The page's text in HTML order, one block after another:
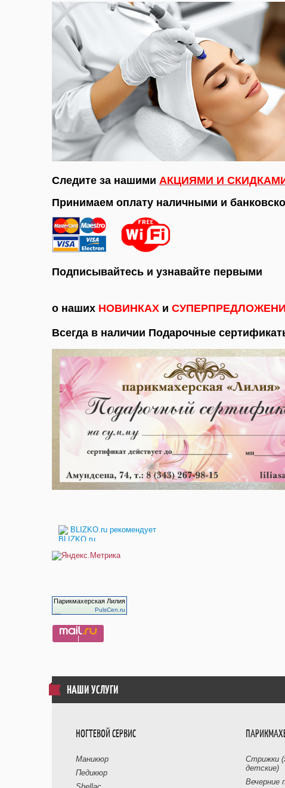
Следите за нашими АКЦИЯМИ И
Принимаем оплату наличными и
Подписывайтесь и узнавайте первыми
о наших НОВИНКАХ и
Всегда в наличии Подарочные
BLIZKO.ru рекомендует
Парикмахерская Лилия
PulsCen.ru
НАШИ УСЛУГИ
НОГТЕВОЙ СЕРВИС
Маникюр
Педикюр
Стрижки
детские)
Вечерние